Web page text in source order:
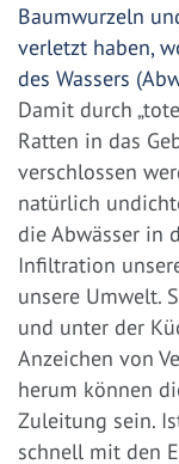
Baumwurzeln
verletzt haben,
des Wassers
Damit durch
Ratten in das
verschlossen
natürlich
die Abwässer in
Infiltration
unsere Umwelt.
und unter der
Anzeichen von
herum können
Zuleitung sein.
schnell mit den